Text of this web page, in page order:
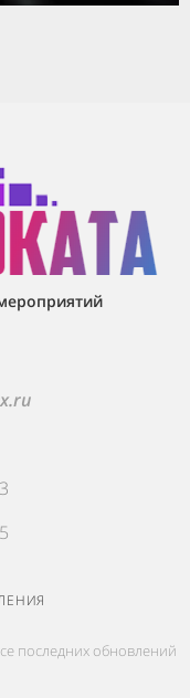
последних обновлений